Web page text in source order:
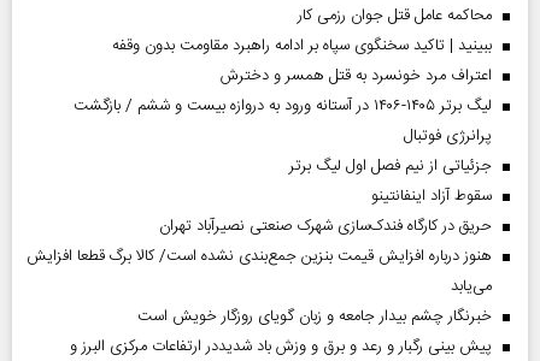
محاکمه عامل قتل جوان رزمی کار
ببینید | تاکید سخنگوی سپاه بر ادامه راهبرد مقاومت بدون وقفه
اعتراف مرد خونسرد به قتل همسر و دخترش
لیگ برتر ۱۴۰۵-۱۴۰۶ در آستانه ورود به دروازه بیست و ششم / بازگشت
پرانرژی فوتبال
جزئیاتی از نیم فصل اول لیگ برتر
سقوط آزاد اینفانتینو
حریق در کارگاه فندک‌سازی شهرک صنعتی نصیرآباد تهران
هنوز درباره افزایش قیمت بنزین جمع‌بندی نشده است/ کالا برگ قطعا افزایش
می‌یابد
خبرنگار چشم بیدار جامعه و زبان گویای روزگار خویش است
پیش بینی رگبار و رعد و برق و وزش باد شدیددر ارتفاعات مرکزی البرز و